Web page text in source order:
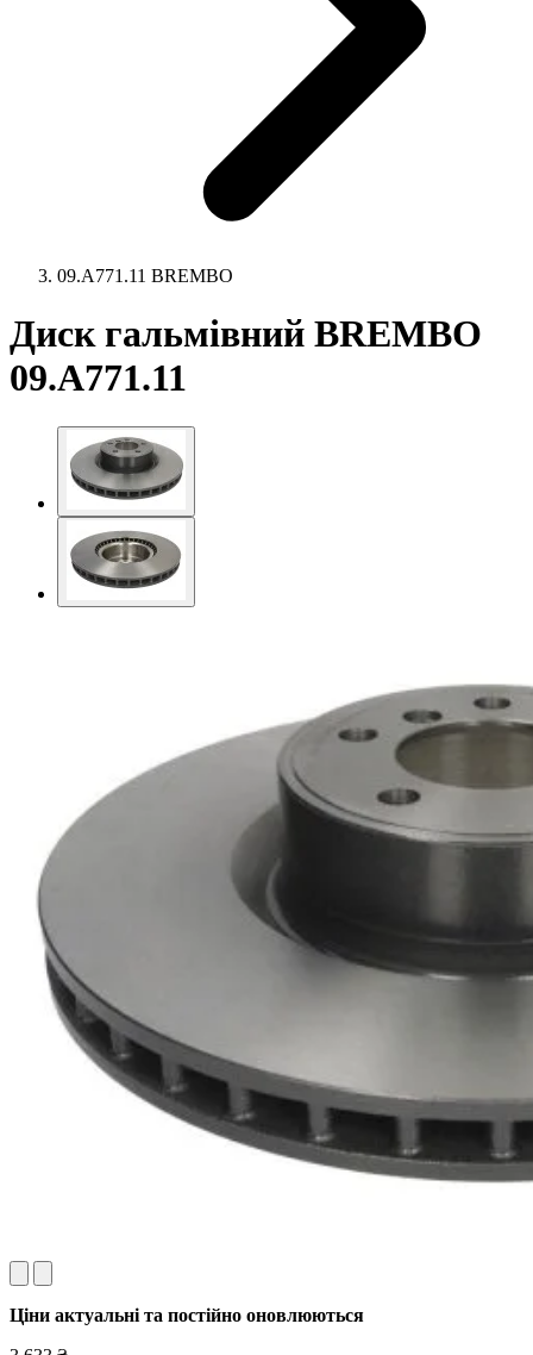
09.A771.11 BREMBO
Диск гальмівний BREMBO
09.A771.11
Ціни актуальні та постійно оновлюються